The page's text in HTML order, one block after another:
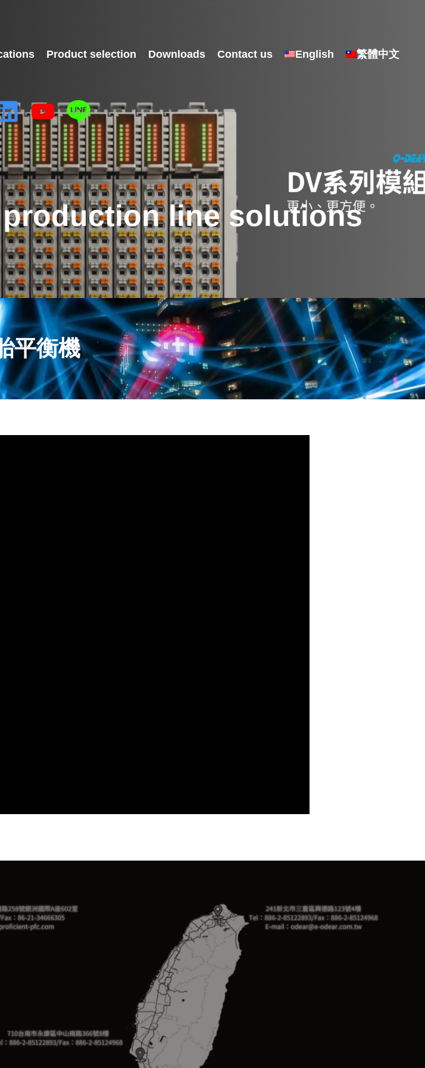
Product selection Downloads Contact us English 繁體中文
line solutions
平衡機